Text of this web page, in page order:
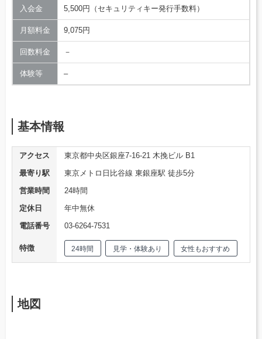
入会金 5,500円（セキュリティキー発行手数料）
月額料金 9,075円
回数料金 －
体験等 –
基本情報
アクセス
東京都中央区銀座7-16-21 木挽ビル B1
最寄り駅
東京メトロ日比谷線 東銀座駅 徒歩5分
営業時間
24時間
定休日
年中無休
電話番号
03-6264-7531
特徴 24時間 見学・体験あり 女性もおすすめ
地図